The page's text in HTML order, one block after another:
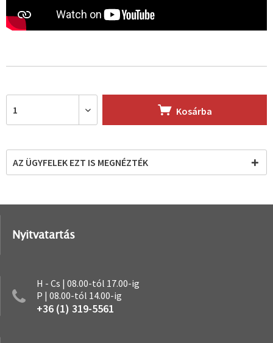
Kosárba
AZ ÜGYFELEK EZT IS MEGNÉZTÉK
Nyitvatartás
H - Cs | 08.00-tól 17.00-ig
P | 08.00-tól 14.00-ig
+36 (1) 319-5561